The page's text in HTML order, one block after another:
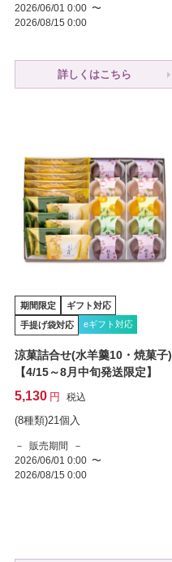
2026/06/01 0:00 〜
2026/08/15 0:00
詳しくはこちら
期間限定 ギフト対応
手提げ袋対応 eギフト対応
涼菓詰合せ(水羊羹10・焼菓子)
【4/15～8月中旬発送限定】
5,130 税込
(8種類)21個入
販売期間
2026/06/01 0:00 〜
2026/08/15 0:00